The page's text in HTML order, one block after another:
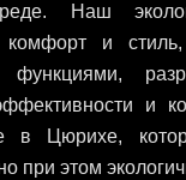
Наш
комфорт и
функциями,
и
в Цюрихе,
при этом